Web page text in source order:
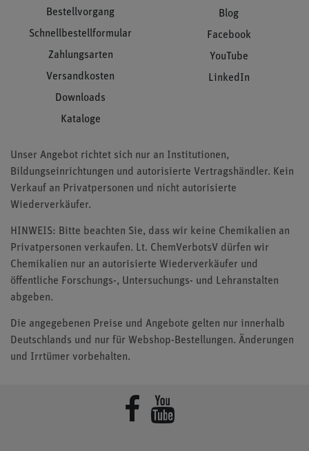
Bestellvorgang
Schnellbestellformular
Zahlungsarten
Versandkosten
Downloads
Kataloge
Blog
Facebook
YouTube
LinkedIn
Unser Angebot richtet sich nur an Institutionen,
Bildungseinrichtungen und autorisierte Vertragshändler. Kein
Verkauf an Privatpersonen und nicht autorisierte
Wiederverkäufer.
HINWEIS: Bitte beachten Sie, dass wir keine Chemikalien an
Privatpersonen verkaufen. Lt. ChemVerbotsV dürfen wir
Chemikalien nur an autorisierte Wiederverkäufer und
öffentliche Forschungs-, Untersuchungs- und Lehranstalten
abgeben.
Die angegebenen Preise und Angebote gelten nur innerhalb
Deutschlands und nur für Webshop-Bestellungen. Änderungen
und Irrtümer vorbehalten.